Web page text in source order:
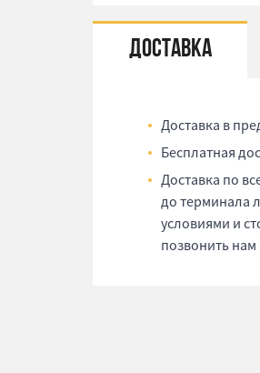
Доставка
Доставка в
Бесплатная
Доставка по
до терминала
условиями и
позвонить нам